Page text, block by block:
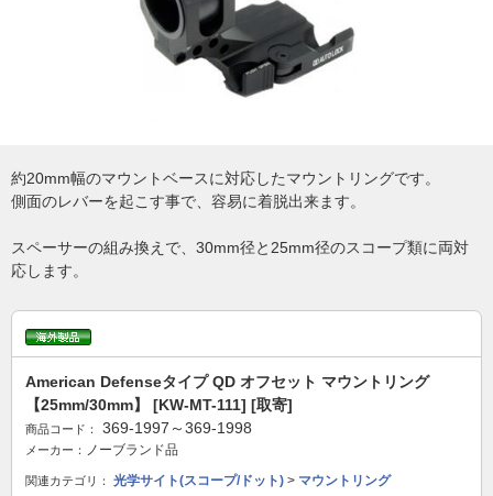
約20mm幅のマウントベースに対応したマウントリングです。
側面のレバーを起こす事で、容易に着脱出来ます。
スペーサーの組み換えで、30mm径と25mm径のスコープ類に両対
応します。
American Defenseタイプ QD オフセット マウントリング
【25mm/30mm】 [KW-MT-111] [取寄]
商品コード： 369-1997～369-1998
メーカー： ノーブランド品
関連カテゴリ： 光学サイト(スコープ/ドット) > マウントリング